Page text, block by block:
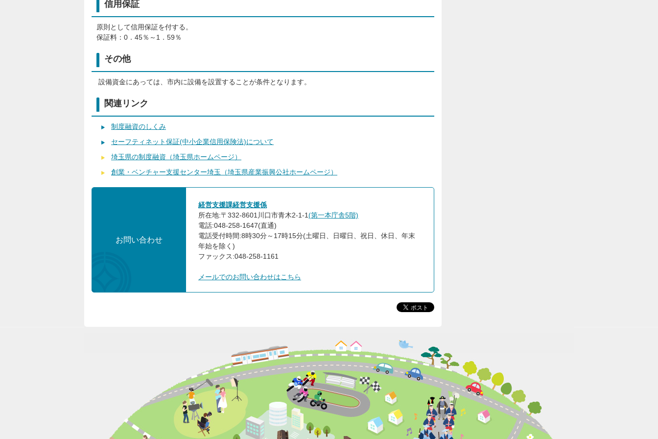
信用保証
原則として信用保証を付する。
保証料：0．45％～1．59％
その他
設備資金にあっては、市内に設備を設置することが条件となります。
関連リンク
制度融資のしくみ
セーフティネット保証(中小企業信用保険法)について
埼玉県の制度融資（埼玉県ホームページ）
創業・ベンチャー支援センター埼玉（埼玉県産業振興公社ホームページ）
お問い合わせ
経営支援課経営支援係
所在地:〒332-8601川口市青木2-1-1(第一本庁舎5階)
電話:048-258-1647(直通)
電話受付時間:8時30分～17時15分(土曜日、日曜日、祝日、休日、年末
年始を除く)
ファックス:048-258-1161
メールでのお問い合わせはこちら